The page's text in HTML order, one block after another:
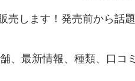
売します！発売前から話題
、最新情報、種類、口コミ